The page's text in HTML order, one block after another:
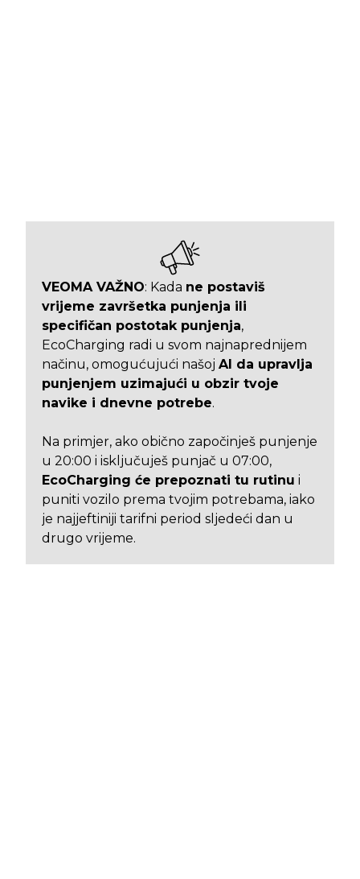
VEOMA VAŽNO: Kada ne postaviš
vrijeme završetka punjenja ili
specifičan postotak punjenja,
EcoCharging radi u svom najnaprednijem
načinu, omogućujući našoj AI da upravlja
punjenjem uzimajući u obzir tvoje
navike i dnevne potrebe.
Na primjer, ako obično započinješ punjenje
u 20:00 i isključuješ punjač u 07:00,
EcoCharging će prepoznati tu rutinu i
puniti vozilo prema tvojim potrebama, iako
je najjeftiniji tarifni period sljedeći dan u
drugo vrijeme.